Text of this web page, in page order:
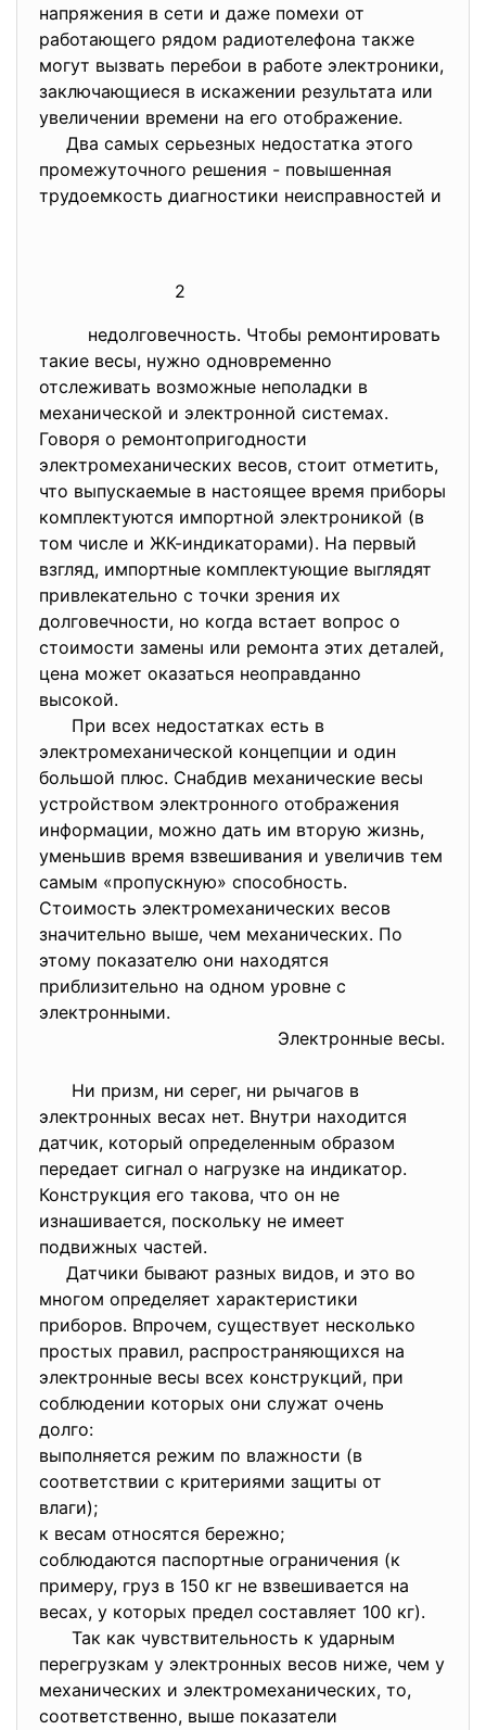
напряжения в сети и даже помехи от
работающего рядом радиотелефона также
могут вызвать перебои в работе электроники,
заключающиеся в искажении результата или
увеличении времени на его отображение.
Два самых серьезных недостатка этого
промежуточного решения - повышенная
трудоемкость диагностики неисправностей и
2
недолговечность. Чтобы ремонтировать
такие весы, нужно одновременно
отслеживать возможные неполадки в
механической и электронной системах.
Говоря о ремонтопригодности
электромеханических весов, стоит отметить,
что выпускаемые в настоящее время приборы
комплектуются импортной электроникой (в
том числе и ЖК-индикаторами). На первый
взгляд, импортные комплектующие выглядят
привлекательно с точки зрения их
долговечности, но когда встает вопрос о
стоимости замены или ремонта этих деталей,
цена может оказаться неоправданно
высокой.
При всех недостатках есть в
электромеханической концепции и один
большой плюс. Снабдив механические весы
устройством электронного отображения
информации, можно дать им вторую жизнь,
уменьшив время взвешивания и увеличив тем
самым «пропускную» способность.
Стоимость электромеханических весов
значительно выше, чем механических. По
этому показателю они находятся
приблизительно на одном уровне с
электронными.
Электронные весы.
Ни призм, ни серег, ни рычагов в
электронных весах нет. Внутри находится
датчик, который определенным образом
передает сигнал о нагрузке на индикатор.
Конструкция его такова, что он не
изнашивается, поскольку не имеет
подвижных частей.
Датчики бывают разных видов, и это во
многом определяет характеристики
приборов. Впрочем, существует несколько
простых правил, распространяющихся на
электронные весы всех конструкций, при
соблюдении которых они служат очень
долго:
выполняется режим по влажности (в
соответствии с критериями защиты от
влаги);
к весам относятся бережно;
соблюдаются паспортные ограничения (к
примеру, груз в 150 кг не взвешивается на
весах, у которых предел составляет 100 кг).
Так как чувствительность к ударным
перегрузкам у электронных весов ниже, чем у
механических и электромеханических, то,
соответственно, выше показатели